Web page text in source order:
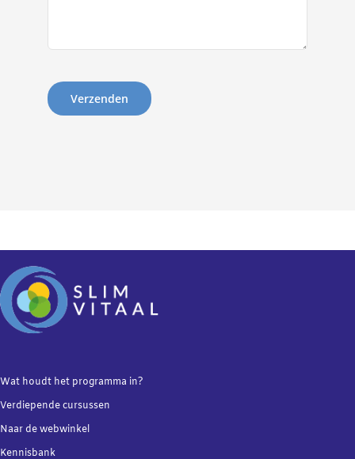
Verzenden
Wat houdt het programma in?
Verdiependecursussen
Naar de webwinkel
Kennisbank